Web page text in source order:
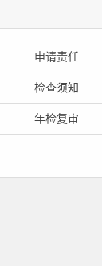
申请责任
检查须知
年检复审